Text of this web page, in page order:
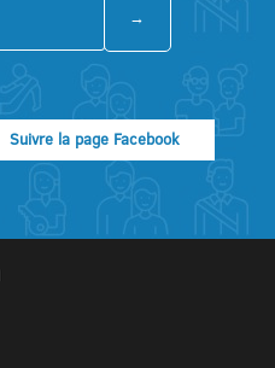
Suivre la page Facebook